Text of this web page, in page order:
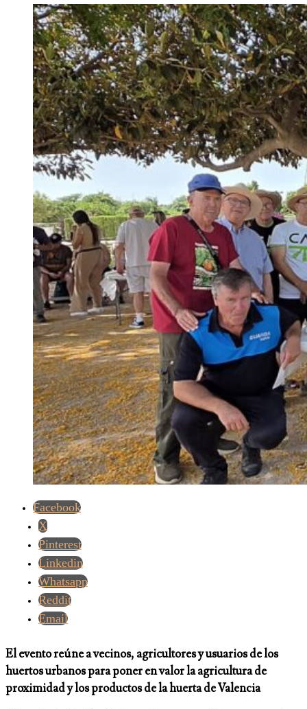
Facebook
X
Pinterest
Linkedin
Whatsapp
Reddit
Email
El evento reúne a vecinos, agricultores y usuarios de los
huertos urbanos para poner en valor la agricultura de
proximidad y los productos de la huerta de Valencia